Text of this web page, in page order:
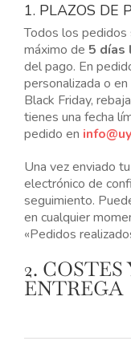
1. PLAZOS DE
Todos los pedidos
máximo de 5 días
del pago. En
personalizada o
Black Friday,
tienes una fecha
pedido en
Una vez enviado
electrónico de
seguimiento.
en cualquier
«Pedidos
2.
ENTREGA